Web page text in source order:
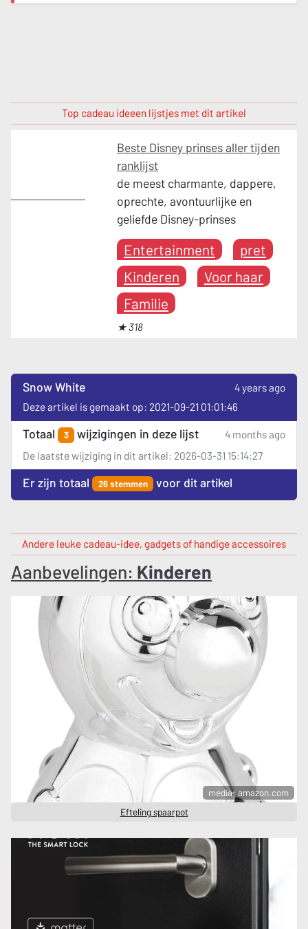
Top cadeau ideeen lijstjes met dit artikel
Beste Disney prinses aller tijden
ranklijst
de meest charmante, dappere,
oprechte, avontuurlijke en
geliefde Disney-prinses
Entertainment
pret
Kinderen
Voor haar
Familie
★ 318
Snow White
4 years ago
Deze artikel is gemaakt op: 2021-09-21 01:01:46
Totaal 3 wijzigingen in deze lijst
4 months ago
De laatste wijziging in dit artikel: 2026-03-31 15:14:27
Er zijn totaal 26 stemmen voor dit artikel
Andere leuke cadeau-idee, gadgets of handige accessoires
Aanbevelingen: Kinderen
media: amazon.com
Efteling spaarpot